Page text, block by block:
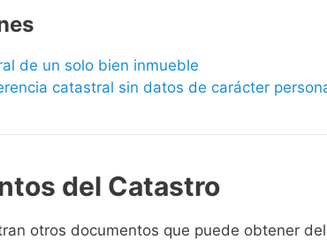
de un solo bien inmueble
catastral sin datos de carácter
del Catastro
otros documentos que puede obtener